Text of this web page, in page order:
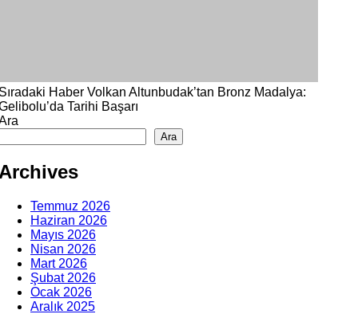
Haber Volkan Altunbudak’tan Bronz Madalya:
Tarihi Başarı
Ara
Temmuz 2026
Haziran 2026
Mayıs 2026
Nisan 2026
Mart 2026
Şubat 2026
Ocak 2026
Aralık 2025